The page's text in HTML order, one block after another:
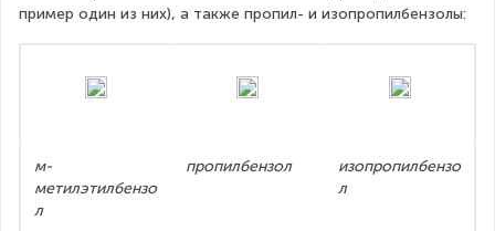
пример один из них), а также пропил- и изопропилбензолы:
м-
метилэтилбензо
л
пропилбензол
изопропилбензо
л